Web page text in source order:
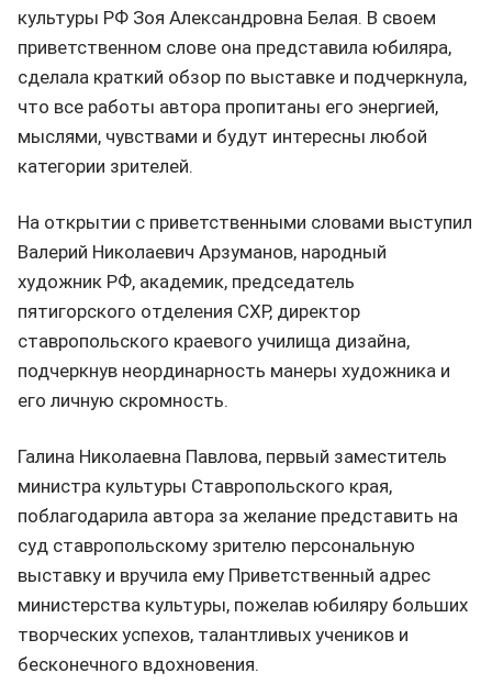
культуры РФ Зоя Александровна Белая. В своем
приветственном слове она представила юбиляра,
сделала краткий обзор по выставке и подчеркнула,
что все работы автора пропитаны его энергией,
мыслями, чувствами и будут интересны любой
категории зрителей.
На открытии с приветственными словами выступил
Валерий Николаевич Арзуманов, народный
художник РФ, академик, председатель
пятигорского отделения СХР, директор
ставропольского краевого училища дизайна,
подчеркнув неординарность манеры художника и
его личную скромность.
Галина Николаевна Павлова, первый заместитель
министра культуры Ставропольского края,
поблагодарила автора за желание представить на
суд ставропольскому зрителю персональную
выставку и вручила ему Приветственный адрес
министерства культуры, пожелав юбиляру больших
творческих успехов, талантливых учеников и
бесконечного вдохновения.